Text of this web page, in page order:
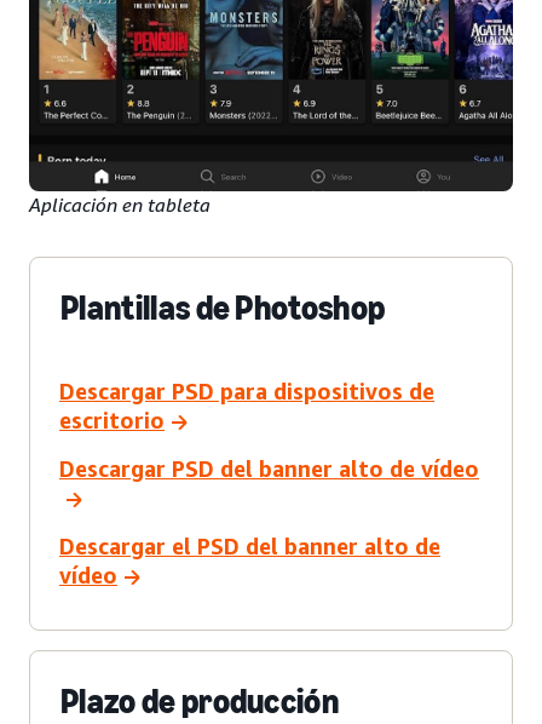
Aplicación en tableta
Plantillas de Photoshop
Descargar PSD para dispositivos de
escritorio
Descargar PSD del banner alto de vídeo
Descargar el PSD del banner alto de
vídeo
Plazo de producción